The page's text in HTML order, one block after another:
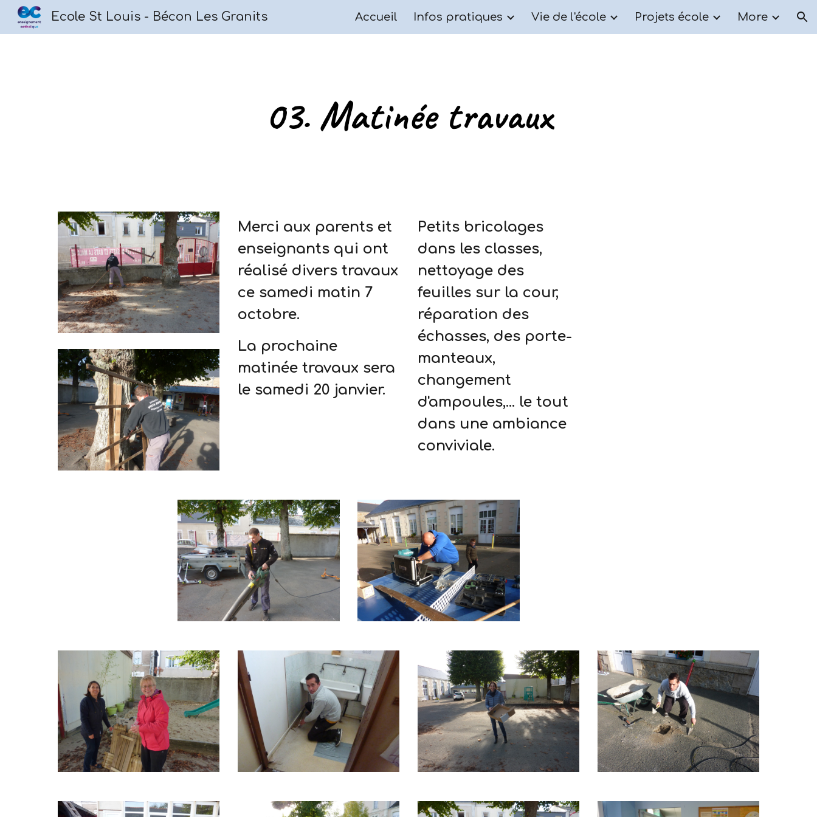
Skip to main content Skip to navigation
Ecole St Louis - Bécon Les Granits Accueil Infos pratiques Vie de l'école Projets école More
03. Matinée travaux
Merci aux parents et
enseignants qui ont
réalisé divers travaux
ce samedi matin 7
octobre.
La prochaine
matinée travaux sera
le samedi 20 janvier.
Petits bricolages
dans les classes,
nettoyage des
feuilles sur la cour,
réparation des
échasses, des porte-
manteaux,
changement
d'ampoules,... le tout
dans une ambiance
conviviale.